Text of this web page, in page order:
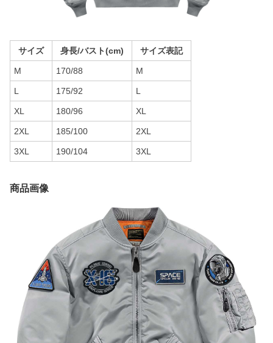
サイズ 身長/バスト(cm) サイズ表記
M 170/88 M
L 175/92 L
XL 180/96 XL
2XL 185/100 2XL
3XL 190/104 3XL
商品画像